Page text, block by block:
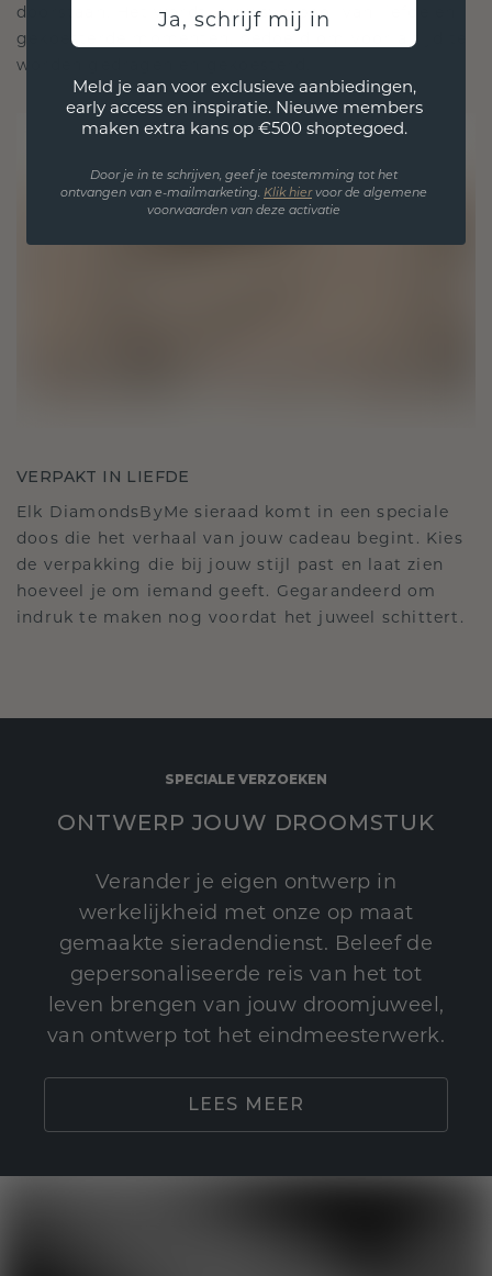
doorstaan. Het wordt jouw symbool van liefde en
gekoesterde momenten, bedoeld om voor altijd te
worden gedragen en gekoesterd.
VERPAKT IN LIEFDE
Elk DiamondsByMe sieraad komt in een speciale
doos die het verhaal van jouw cadeau begint. Kies
de verpakking die bij jouw stijl past en laat zien
hoeveel je om iemand geeft. Gegarandeerd om
indruk te maken nog voordat het juweel schittert.
SPECIALE VERZOEKEN
ONTWERP JOUW DROOMSTUK
Verander je eigen ontwerp in
werkelijkheid met onze op maat
gemaakte sieradendienst. Beleef de
gepersonaliseerde reis van het tot
leven brengen van jouw droomjuweel,
van ontwerp tot het eindmeesterwerk.
LEES MEER
Ja, schrijf mij in
Meld je aan voor exclusieve aanbiedingen,
early access en inspiratie. Nieuwe members
maken extra kans op €500 shoptegoed.
Door je in te schrijven, geef je toestemming tot het
ontvangen van e-mailmarketing. Klik hiervoor de algemene
voorwaarden van deze activatie